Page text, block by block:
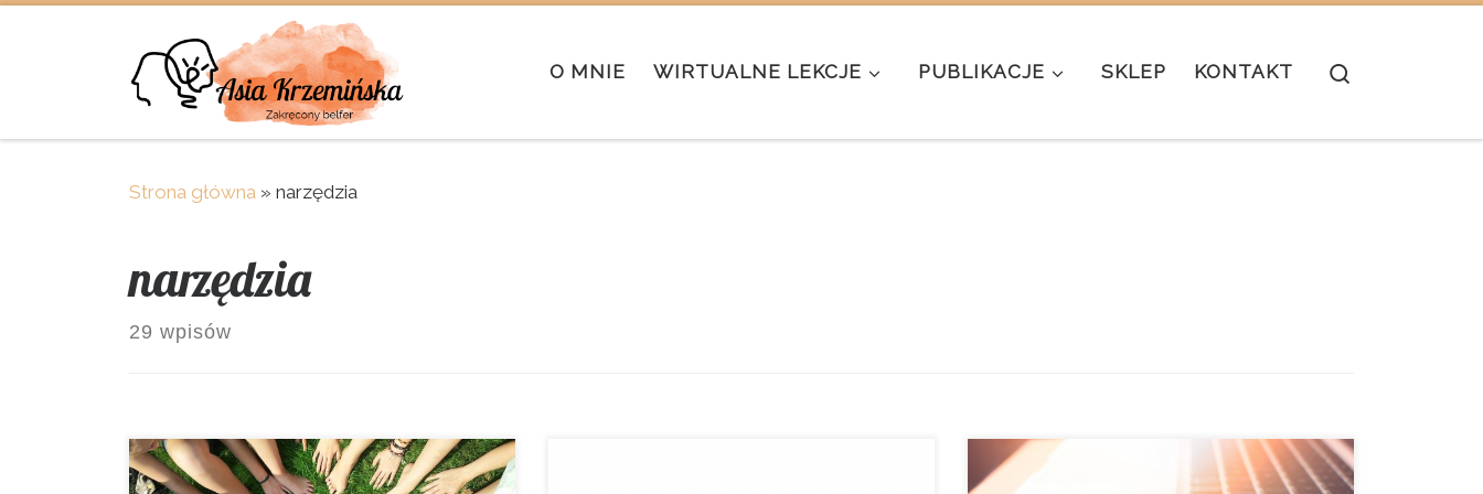
O MNIE WIRTUALNE LEKCJE PUBLIKACJE SKLEP KONTAKT
Strona główna » narzędzia
narzędzia
29 wpisów
Zdalne nauczanie ma samo wiele
Za każdym razem, gdy myślę o pracy na